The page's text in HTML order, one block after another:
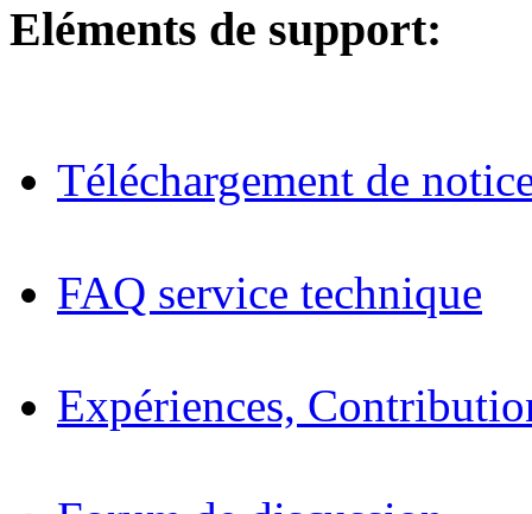
Eléments de support:
Téléchargement de
FAQ service technique
Expériences,